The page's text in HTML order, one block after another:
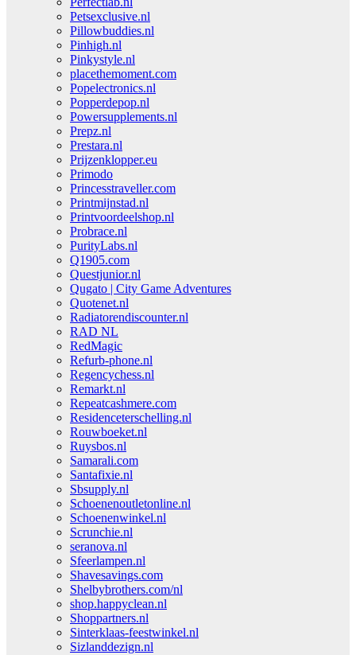
Petsexclusive.nl
Pillowbuddies.nl
Pinhigh.nl
Pinkystyle.nl
placethemoment.com
Popelectronics.nl
Popperdepop.nl
Powersupplements.nl
Prepz.nl
Prestara.nl
Prijzenklopper.eu
Primodo
Princesstraveller.com
Printmijnstad.nl
Printvoordeelshop.nl
Probrace.nl
PurityLabs.nl
Q1905.com
Questjunior.nl
Qugato | City Game Adventures
Quotenet.nl
Radiatorendiscounter.nl
RAD NL
RedMagic
Refurb-phone.nl
Regencychess.nl
Remarkt.nl
Repeatcashmere.com
Residenceterschelling.nl
Rouwboeket.nl
Ruysbos.nl
Samarali.com
Santafixie.nl
Sbsupply.nl
Schoenenoutletonline.nl
Schoenenwinkel.nl
Scrunchie.nl
seranova.nl
Sfeerlampen.nl
Shavesavings.com
Shelbybrothers.com/nl
shop.happyclean.nl
Shoppartners.nl
Sinterklaas-feestwinkel.nl
Sizlanddezign.nl